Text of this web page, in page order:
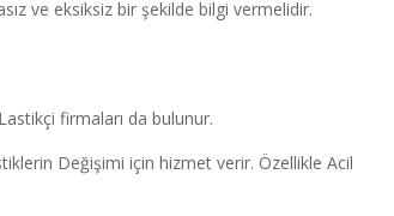
ve eksiksiz bir şekilde bilgi vermelidir.
firmaları da bulunur.
Değişimi için hizmet verir. Özellikle Acil